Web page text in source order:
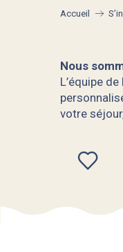
Accueil
Nous
L’équipe
votre